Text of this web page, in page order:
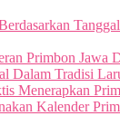
Primbon Jawa
Dalam Tradisi
Menerapkan
Kalender